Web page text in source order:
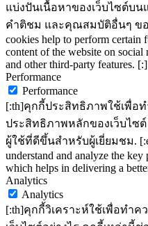
แบ่งปันเนื้อหาของเว็บไซต์บ
คำติชม และคุณสมบัติอื่นๆ ขอ
cookies help to perform certain
content of the website on social
and other third-party features. [:]
Performance
Performance
[:th]คุกกี้ประสิทธิภาพใช้เพื่อ
ประสิทธิภาพหลักของเว็บไซ
ผู้ใช้ที่ดีขึ้นสำหรับผู้เยี่ยมชม.
understand and analyze the
which helps in delivering a
Analytics
Analytics
[:th]คุกกี้วิเคราะห์ใช้เพื่อทำค